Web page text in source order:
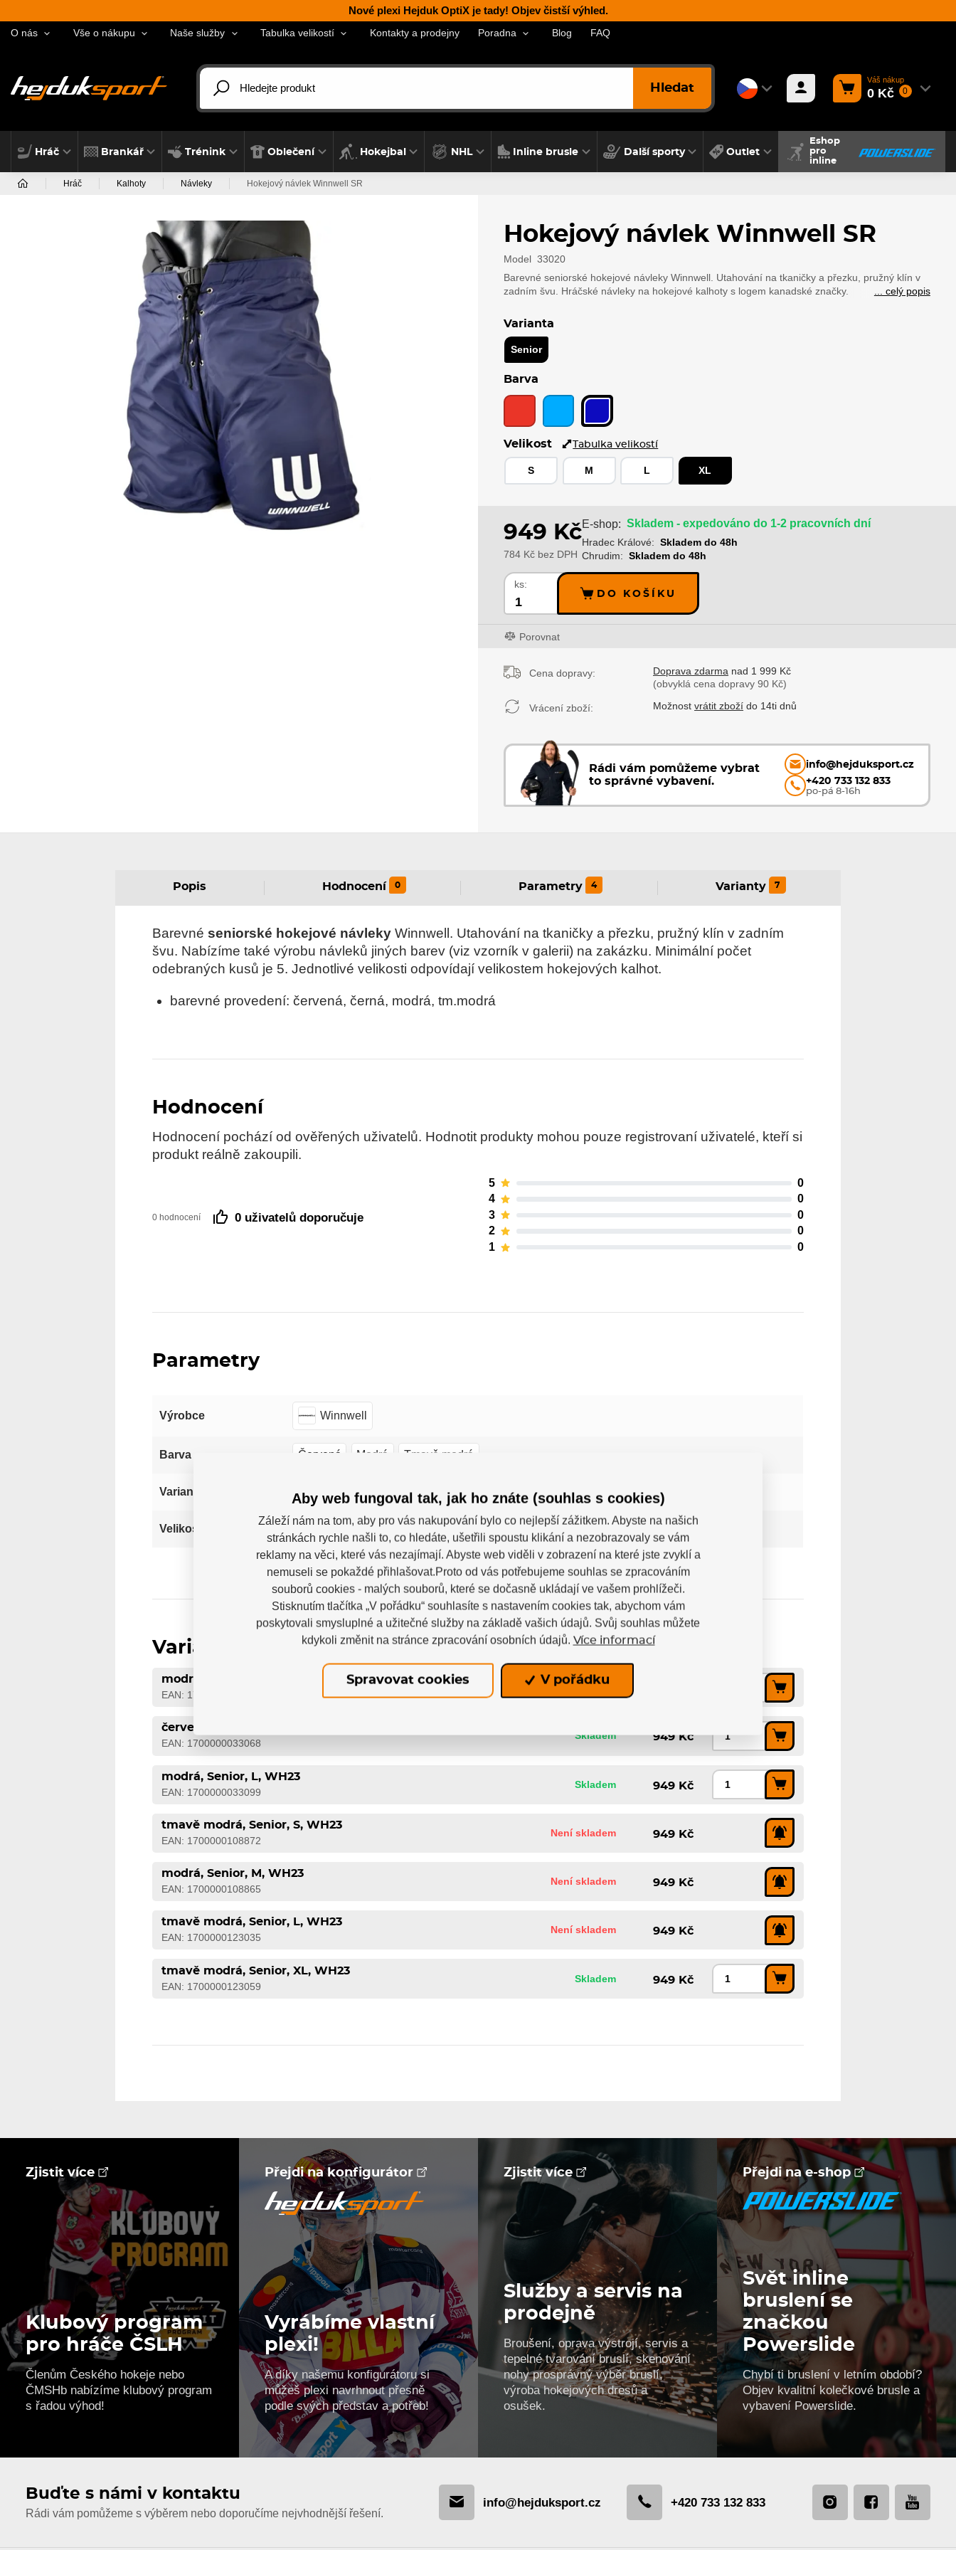
Nové plexi Hejduk OptiX je tady! Objev čistší výhled.
O nás Vše o nákupu Naše služby Tabulka velikostí Kontakty a prodejny Poradna Blog FAQ
Hledat
Váš nákup
0 Kč 0
Hráč Brankář Trénink Oblečení Hokejbal NHL Inline brusle Další sporty Outlet
Eshop
pro
inline
Hráč Kalhoty Návleky Hokejový návlek Winnwell SR
Hokejový návlek Winnwell SR
Model 33020
Barevné seniorské hokejové návleky Winnwell. Utahování na tkaničky a přezku, pružný klín v
zadním švu. Hráčské návleky na hokejové kalhoty s logem kanadské značky.
... celý popis
Varianta
Senior
Barva
Velikost Tabulka velikostí
S M L XL
949 Kč
784 Kč bez DPH
E-shop: Skladem - expedováno do 1-2 pracovních dní
Hradec Králové: Skladem do 48h
Chrudim: Skladem do 48h
ks:
DO KOŠÍKU
Porovnat
Cena dopravy: Doprava zdarma nad 1 999 Kč
(obvyklá cena dopravy 90 Kč)
Vrácení zboží: Možnostvrátit zboží do 14ti dnů
Rádi vám pomůžeme vybrat
to správné vybavení.
info@hejduksport.cz
+420 733 132 833
po-pá 8-16h
Popis Hodnocení 0 Parametry 4 Varianty 7
Barevnéseniorské hokejové návleky Winnwell. Utahování na tkaničky a přezku, pružný klín v zadním
švu. Nabízíme také výrobu návleků jiných barev (viz vzorník v galerii) na zakázku. Minimální počet
odebraných kusů je 5. Jednotlivé velikosti odpovídají velikostem hokejových kalhot.
barevné provedení: červená, černá, modrá, tm.modrá
Hodnocení
Hodnocení pochází od ověřených uživatelů. Hodnotit produkty mohou pouze registrovaní uživatelé, kteří si
produkt reálně zakoupili.
0 hodnocení 0 uživatelů doporučuje
5
0
4
0
3
0
2
0
1
0
Parametry
Výrobce Winnwell
Barva Červená Modrá Tmavě modrá
Varianta Senior
Velikost S M L XL
Varianty
modrá, Senior, XL, WH23
EAN: 1700000033020
Skladem
červená, Senior, M, WH23
EAN: 1700000033068
Skladem 949 Kč
modrá, Senior, L, WH23
EAN: 1700000033099
Skladem 949 Kč
tmavě modrá, Senior, S, WH23
EAN: 1700000108872
Není skladem 949 Kč
modrá, Senior, M, WH23
EAN: 1700000108865
Není skladem 949 Kč
tmavě modrá, Senior, L, WH23
EAN: 1700000123035
Není skladem 949 Kč
tmavě modrá, Senior, XL, WH23
EAN: 1700000123059
Skladem 949 Kč
Zjistit více
Klubový program
pro hráče ČSLH
Členům Českého hokeje nebo
ČMSHb nabízíme klubový program
s řadou výhod!
Přejdi na konfigurátor
Vyrábíme vlastní
plexi!
A díky našemu konfigurátoru si
můžeš plexi navrhnout přesně
podle svých představ a potřeb!
Zjistit více
Služby a servis na
prodejně
Broušení, oprava výstrojí, servis a
tepelné tvarování bruslí, skenování
nohy prosprávný výběr bruslí,
výroba hokejových dresů a
osušek.
Přejdi na e-shop
Svět inline
bruslení se
značkou
Powerslide
Chybí ti bruslení v letním období?
Objev kvalitní kolečkové brusle a
vybavení Powerslide.
Buďte s námi v kontaktu
Rádi vám pomůžeme s výběrem nebo doporučíme nejvhodnější řešení.
info@hejduksport.cz +420 733 132 833
Aby web fungoval tak, jak ho znáte (souhlas s cookies)
Záleží nám na tom, aby pro vás nakupování bylo co nejlepší zážitkem. Abyste na našich
stránkách rychle našli to, co hledáte, ušetřili spoustu klikání a nezobrazovaly se vám
reklamy na věci, které vás nezajímají. Abyste web viděli v zobrazení na které jste zvyklí a
nemuseli se pokaždé přihlašovat.Proto od vás potřebujeme souhlas se zpracováním
souborů cookies - malých souborů, které se dočasně ukládají ve vašem prohlížeči.
Stisknutím tlačítka „V pořádku“ souhlasíte s nastavením cookies tak, abychom vám
poskytovali smysluplné a užitečné služby na základě vašich údajů. Svůj souhlas můžete
kdykoli změnit na stránce zpracování osobních údajů. Více informací
Spravovat cookies V pořádku